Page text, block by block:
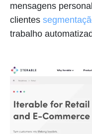
mensagens
clientes
trabalho